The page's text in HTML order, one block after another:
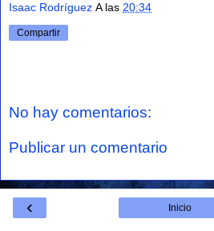
Isaac Rodríguez A las 20:34
Compartir
No hay comentarios:
Publicar un comentario
‹ Inicio